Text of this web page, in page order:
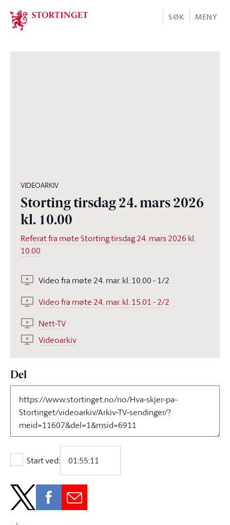
Stortinget.no
SØK MENY
VIDEOARKIV
Storting tirsdag 24. mars 2026
kl. 10.00
Referat fra møte Storting tirsdag 24. mars 2026 kl.
10.00
Video fra møte 24. mar. kl. 10.00 - 1/2
Video fra møte 24. mar. kl. 15.01 - 2/2
Nett-TV
Videoarkiv
Del
Start ved:
Start ved: